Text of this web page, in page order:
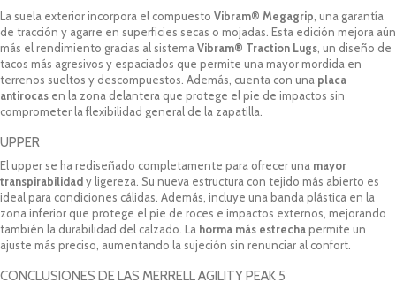
La suela exterior incorpora el compuesto Vibram® Megagrip , una garantía
de tracción y agarre en superficies secas o mojadas. Esta edición mejora aún
más el rendimiento gracias al sistema Vibram® Traction Lugs , un diseño de
tacos más agresivos y espaciados que permite una mayor mordida en
terrenos sueltos y descompuestos. Además, cuenta con una placa
antirocas en la zona delantera que protege el pie de impactos sin
comprometer la flexibilidad general de la zapatilla.
UPPER
El upper se ha rediseñado completamente para ofrecer una mayor
transpirabilidady ligereza. Su nueva estructura con tejido más abierto es
ideal para condiciones cálidas. Además, incluye una banda plástica en la
zona inferior que protege el pie de roces e impactos externos, mejorando
también la durabilidad del calzado. La horma más estrechapermite un
ajuste más preciso, aumentando la sujeción sin renunciar al confort.
CONCLUSIONES DE LAS MERRELL AGILITY PEAK 5